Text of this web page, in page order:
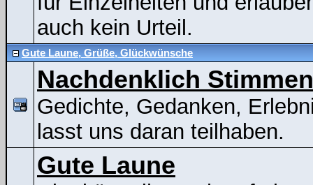
auch kein Urteil.
Gute Laune, Grüße, Glückwünsche
Nachdenklich
Gedichte, Gedanken,
lasst uns daran teilhaben.
Gute Laune